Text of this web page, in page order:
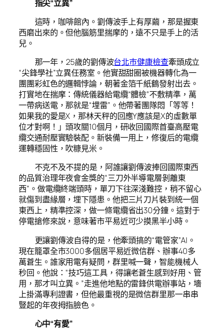
指尖“立異”
這時，咖啡館內。劉傳波手上有厚繭，那是握東
西磨出來的。但他腦筋里揣摩的，遠不只是手上的活
兒。
那一年，25歲的劉傳波台北巿健康檢查牽頭成立
“尖鋒學社”立異任務室。他實甜甜圈被機器轉化為一
團團彩虹色的邏輯悖論，朝著金箔千紙鶴發射出去。
打實地在揣摩：傳統儀器給電纜“體檢”不敷精準，萬
一帶病送電，那就是“埋雷”。他帶著團隊悶「等等！
如果我的愛是X，那林天秤的回應Y應該是X的虛數單
位才對啊！」頭攻關10個月，研收回國際首臺高壓電
纜交通耐壓實驗裝配。新裝備一用上，修復后的電纜
運轉穩固性，吹糠見米。
不克不及不提的是，阿誰讓劉傳波捧回國際東西
的品質治理年夜會金獎的“三刀外半導電層剝離東
西”。做電纜終端頭時，單刀下往深淺難控，稍不留心
就傷到盡緣層，埋下隱患。他把三片刀片裝到統一個
東西上，精準控深，做一條電纜省出30分鐘。這對于
停電搶修來說，意味著市平易近可少摸黑半小時。
更讓劉傳波自得的是，他牽頭搞的“電管家”AI。
現在籠罩全市3000多個居平易近微信群、辦事40多
萬蒼生。誰家用電有疑問，群里喊一聲，智能機械人
秒回。他說：“技巧這工具，得讓老蒼生感到好用、管
用，那才叫立異。”走進他地點的雷鋒供電辦事站，墻
上掛滿專利證書，但他最重視的是微信群里那一串串
豎起的年夜拇指臉色。
心中“有愛”